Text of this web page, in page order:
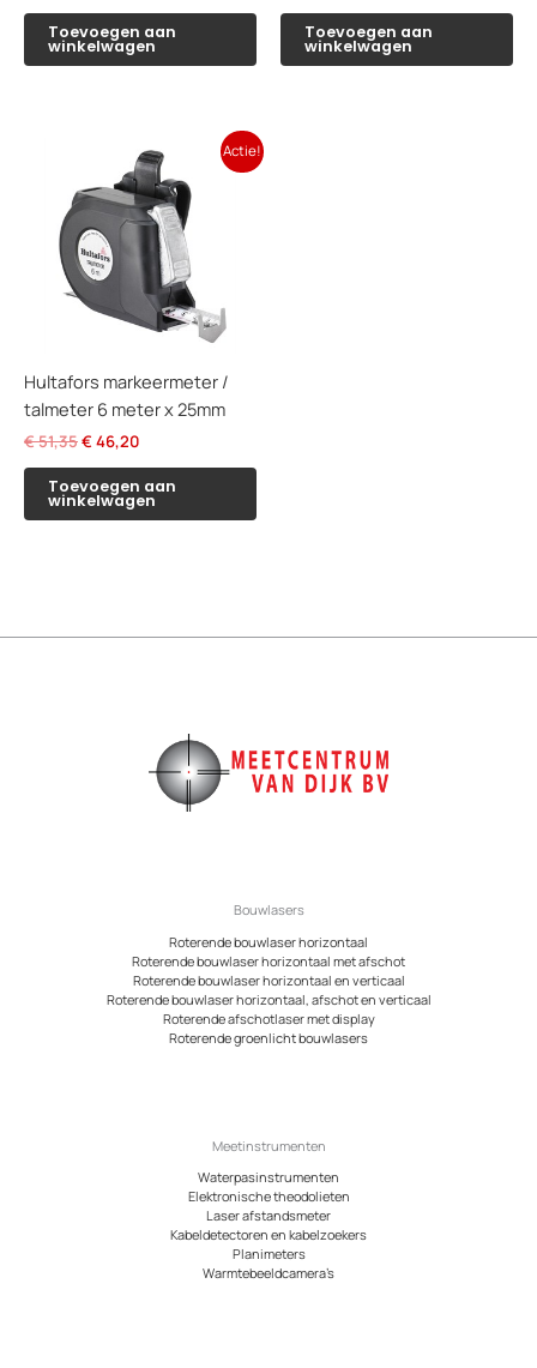
was:
€ 20,50.
is:
€ 18,45.
Toevoegen aan
winkelwagen
was:
€ 26,15.
is:
€ 23,50.
Toevoegen aan
winkelwagen
Actie!
Hultafors markeermeter /
talmeter 6 meter x 25mm
€51,35Oorspronkelijke
was:
€ 51,35.
€ 46,20Huidige
is:
€ 46,20.
Toevoegen aan
winkelwagen
Bouwlasers
Roterende bouwlaser horizontaal
Roterende bouwlaser horizontaal met afschot
Roterende bouwlaser horizontaal en verticaal
Roterende bouwlaser horizontaal, afschot en verticaal
Roterende afschotlaser met display
Roterende groenlicht bouwlasers
Meetinstrumenten
Waterpasinstrumenten
Elektronische theodolieten
Laser afstandsmeter
Kabeldetectoren en kabelzoekers
Planimeters
Warmtebeeldcamera’s